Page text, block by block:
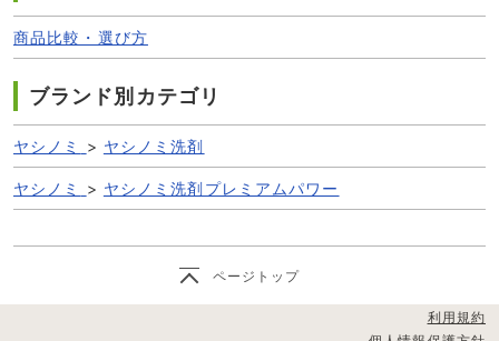
商品比較・選び方
ブランド別カテゴリ
ヤシノミ > ヤシノミ洗剤
ヤシノミ > ヤシノミ洗剤プレミアムパワー
ページトップ
利用規約